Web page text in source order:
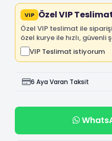
VIP Özel VIP
Özel VIP teslimat ile
özel kurye ile hızlı, güvenli
VIP Teslimat istiyorum
6 Aya Varan Taksit